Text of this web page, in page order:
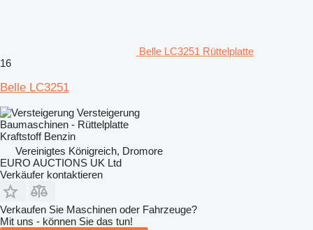
Belle LC3251 Rüttelplatte
16
Belle LC3251
Versteigerung
Baumaschinen - Rüttelplatte
Kraftstoff Benzin
Vereinigtes Königreich, Dromore
EURO AUCTIONS UK Ltd
Verkäufer kontaktieren
Verkaufen Sie Maschinen oder Fahrzeuge?
Mit uns - können Sie das tun!